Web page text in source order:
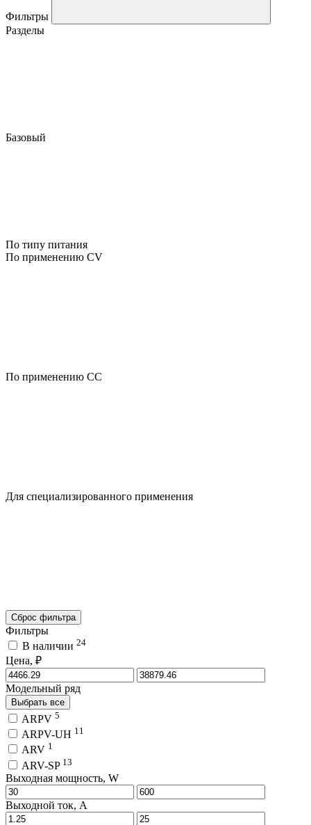
Фильтры
Разделы
Базовый
По типу питания
По применению CV
По применению CC
Для специализированного применения
Сброс фильтра
Фильтры
В наличии 24
Цена, ₽
Модельный ряд
Выбрать все
ARPV 5
ARPV-UH 11
ARV 1
ARV-SP 13
Выходная мощность, W
Выходной ток, A